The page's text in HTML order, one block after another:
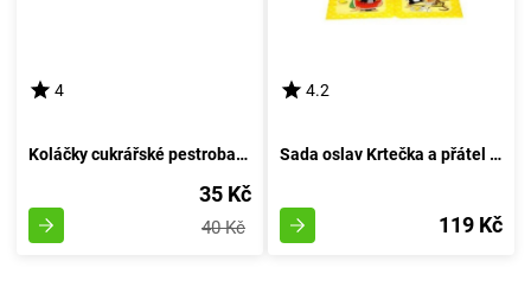
4
Koláčky cukrářské pestrobarevné 6cm (šířka 2cm, výška 2cm) - balení 150 kusů
35 Kč
40 Kč
4.2
Sada oslav Krtečka a přátel 18 kousků
119 Kč